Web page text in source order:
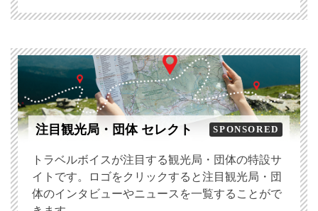
注目観光局・団体 セレクト SPONSORED
トラベルボイスが注目する観光局・団体の特設サ
イトです。ロゴをクリックすると注目観光局・団
体のインタビューやニュースを一覧することがで